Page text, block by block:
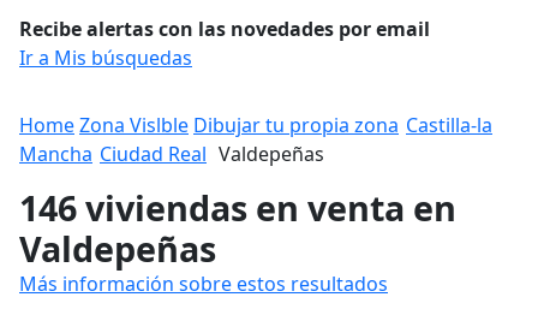
Recibe alertas con las novedades por email
Ir a Mis búsquedas
HomeZona Vislble Dibujar tu propia zona Castilla-la
Mancha Ciudad Real Valdepeñas
146 viviendas en venta en
Valdepeñas
Más información sobre estos resultados